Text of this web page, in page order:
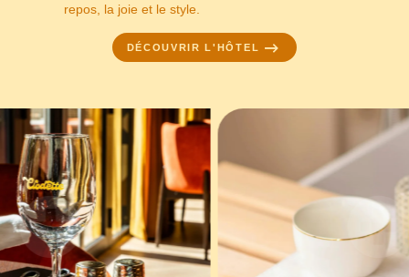
repos, la joie et le style.
DÉCOUVRIR L'HÔTEL